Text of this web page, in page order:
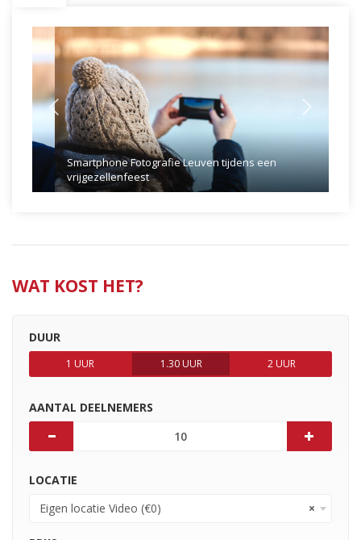
Smartphone Fotografie Leuven tijdens een
vrijgezellenfeest
Previous Next
WAT KOST HET?
DUUR
1 UUR 1.30 UUR 2 UUR
AANTAL DEELNEMERS
LOCATIE
×
Eigen locatie Video (€0)